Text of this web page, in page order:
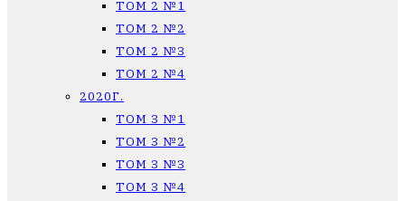
ТОМ 2 №1
ТОМ 2 №2
ТОМ 2 №3
ТОМ 2 №4
2020Г.
ТОМ 3 №1
ТОМ 3 №2
ТОМ 3 №3
ТОМ 3 №4